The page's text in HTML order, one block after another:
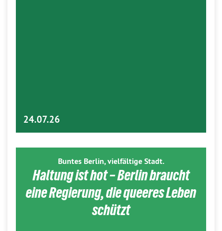
24.07.26
Buntes Berlin, vielfältige Stadt.
Haltung ist hot – Berlin braucht
eine Regierung, die queeres Leben
schützt